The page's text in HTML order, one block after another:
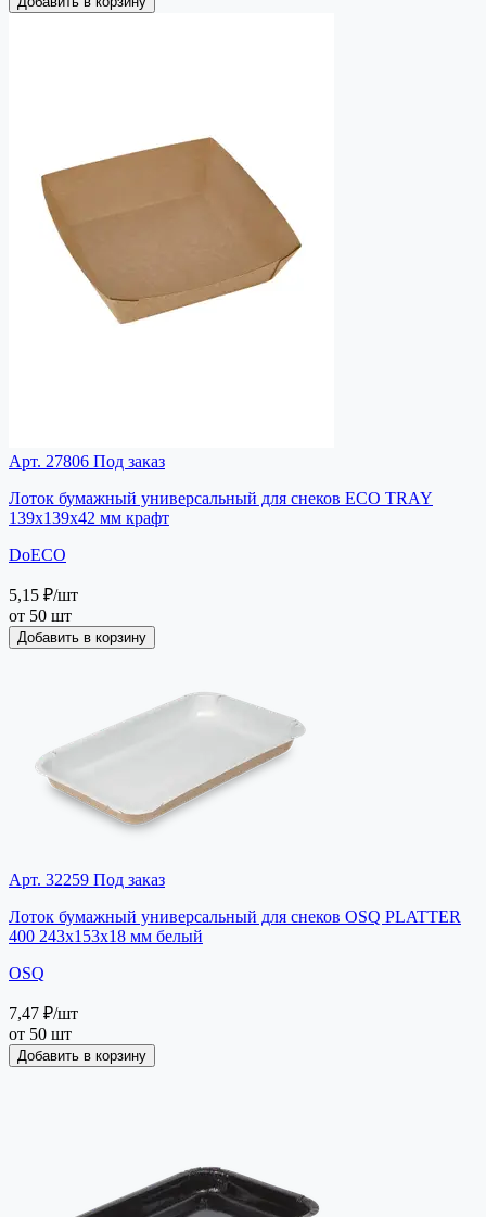
Арт. 27806 Под заказ
Лоток бумажный универсальный для снеков ECO TRAY
139х139х42 мм крафт
DoECO
5,15 ₽/шт
от 50 шт
Добавить в корзину
Арт. 32259 Под заказ
Лоток бумажный универсальный для снеков OSQ PLATTER
400 243х153х18 мм белый
OSQ
7,47 ₽/шт
от 50 шт
Добавить в корзину